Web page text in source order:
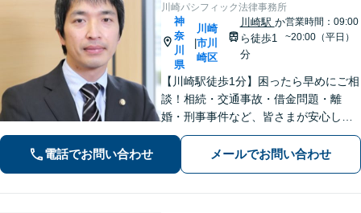
川崎パシフィック法律事務所
神
奈
川
県
|
川崎
市川
崎区
川崎駅 か
ら徒歩1
分
営業時間：09:00
~20:00（平日）
【川崎駅徒歩1分】困ったら早めにご相
談！相続・交通事故・借金問題・離
婚・刑事事件など、皆さまが安心して
暮らせるように問題解決に尽力しま
す。【地元密着】クチコミ・リピータ
ーの方も多数。「こんなことで」と思
電話でお問い合わせ メールでお問い合わせ